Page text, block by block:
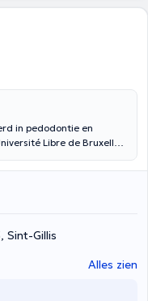
in pedodontie en
Libre de Bruxelles
10 tot 17.15 uur.
Sint-Gillis
Alles zien